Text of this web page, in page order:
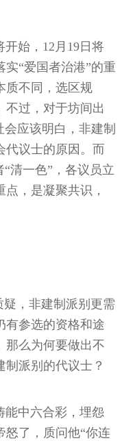
始，12月19日将
“爱国者治港”的重
质不同，选区规
不过，对于坊间出
应该明白，非建制
代议士的原因。而
清一色”，各议员立
，是凝聚共识，
，非建制派别更需
有参选的资格和途
那么为何要做出不
派别的代议士？
中六合彩，埋怨
怒了，质问他“你连